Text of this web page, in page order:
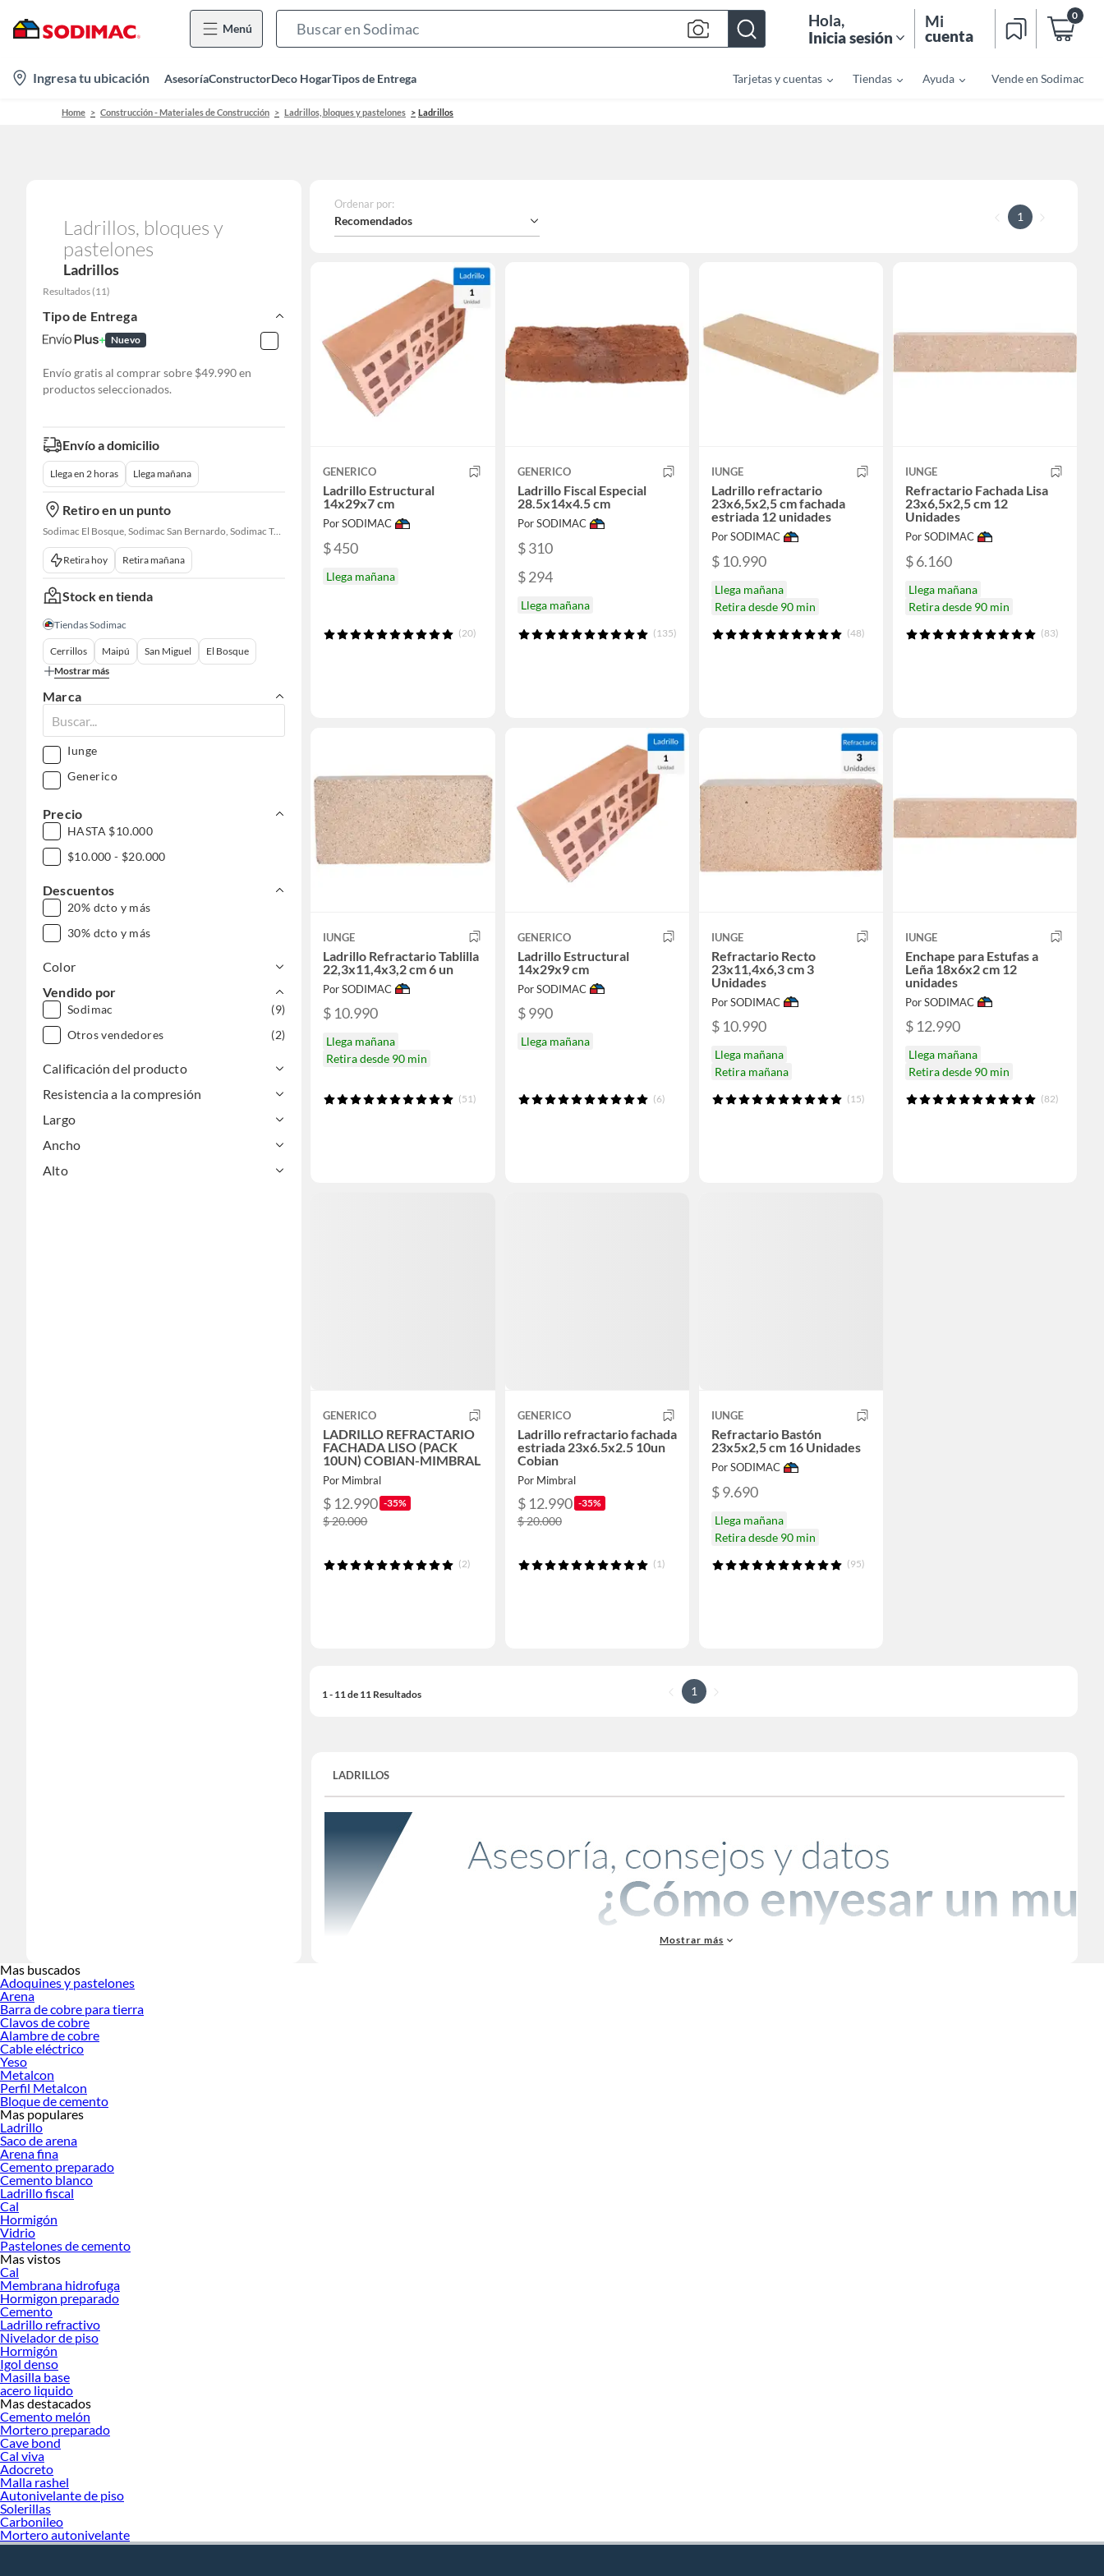
Menú
Bar
Hola,
Inicia sesión
Mi
cuenta
0
location-
icon
Ingresa tu ubicación AsesoríaConstructorDeco HogarTipos de Entrega Tarjetas y cuentas Tiendas Ayuda Vende en Sodimac
Home Construcción - Materiales de Construcción Ladrillos, bloques y pastelones Ladrillos
Ladrillos, bloques y
pastelones
Ladrillos
Resultados (11)
Tipo de Entrega
Nuevo
Envío gratis al comprar sobre $49.990 en
productos seleccionados.
Envío a domicilio
Llega en 2 horas Llega mañana
Retiro en un punto
Sodimac El Bosque, Sodimac San Bernardo, Sodimac Talagante
Retira hoy Retira mañana
Stock en tienda
Tiendas Sodimac
Cerrillos Maipú San Miguel
El Bosque
Mostrar más
Marca
Iunge
Generico
Precio
HASTA $10.000
$10.000 - $20.000
Descuentos
20% dcto y más
30% dcto y más
Color
Vendido por
Sodimac
(9)
Otros vendedores
(2)
Calificación del producto
Resistencia a la compresión
Largo
Ancho
Alto
Ordenar por:
Recomendados 1
GENERICO
Ladrillo Estructural
14x29x7 cm
Por SODIMAC
$ 450
Llega mañana
(20)
GENERICO
Ladrillo Fiscal Especial
28.5x14x4.5 cm
Por SODIMAC
$ 310
$ 294
Llega mañana
(135)
IUNGE
Ladrillo refractario
23x6,5x2,5 cm fachada
estriada 12 unidades
Por SODIMAC
$ 10.990
Llega mañana
Retira desde 90 min
(48)
IUNGE
Refractario Fachada Lisa
23x6,5x2,5 cm 12
Unidades
Por SODIMAC
$ 6.160
Llega mañana
Retira desde 90 min
(83)
IUNGE
Ladrillo Refractario Tablilla
22,3x11,4x3,2 cm 6 un
Por SODIMAC
$ 10.990
Llega mañana
Retira desde 90 min
(51)
GENERICO
Ladrillo Estructural
14x29x9 cm
Por SODIMAC
$ 990
Llega mañana
(6)
IUNGE
Refractario Recto
23x11,4x6,3 cm 3
Unidades
Por SODIMAC
$ 10.990
Llega mañana
Retira mañana
(15)
IUNGE
Enchape para Estufas a
Leña 18x6x2 cm 12
unidades
Por SODIMAC
$ 12.990
Llega mañana
Retira desde 90 min
(82)
GENERICO
LADRILLO REFRACTARIO
FACHADA LISO (PACK
10UN) COBIAN-MIMBRAL
Por Mimbral
$ 12.990 -35%
$ 20.000
(2)
GENERICO
Ladrillo refractario fachada
estriada 23x6.5x2.5 10un
Cobian
Por Mimbral
$ 12.990 -35%
$ 20.000
(1)
IUNGE
Refractario Bastón
23x5x2,5 cm 16 Unidades
Por SODIMAC
$ 9.690
Llega mañana
Retira desde 90 min
(95)
1 - 11 de 11 Resultados 1
LADRILLOS
decorativo resistente al
Mostrar más
Mas buscados
Adoquines y pastelones
Arena
Barra de cobre para tierra
Clavos de cobre
Alambre de cobre
Cable eléctrico
Yeso
Metalcon
Perfil Metalcon
Bloque de cemento
Mas populares
Ladrillo
Saco de arena
Arena fina
Cemento preparado
Cemento blanco
Ladrillo fiscal
Cal
Hormigón
Vidrio
Pastelones de cemento
Mas vistos
Cal
Membrana hidrofuga
Hormigon preparado
Cemento
Ladrillo refractivo
Nivelador de piso
Hormigón
Igol denso
Masilla base
acero liquido
Mas destacados
Cemento melón
Mortero preparado
Cave bond
Cal viva
Adocreto
Malla rashel
Autonivelante de piso
Solerillas
Carbonileo
Mortero autonivelante